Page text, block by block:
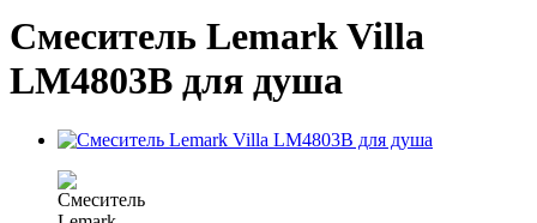
Смеситель Lemark Villa
LM4803B для душа